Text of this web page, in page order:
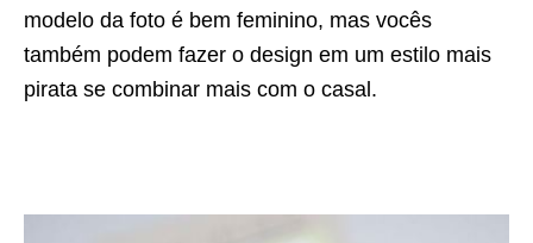
modelo da foto é bem feminino, mas vocês
também podem fazer o design em um estilo mais
pirata se combinar mais com o casal.